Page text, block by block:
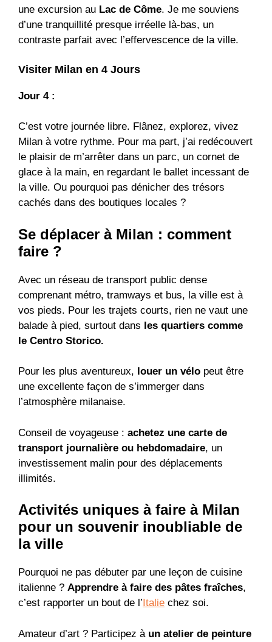
une excursion au Lac de Côme. Je me souviens
d’une tranquillité presque irréelle là-bas, un
contraste parfait avec l’effervescence de la ville.
Visiter Milan en 4 Jours
Jour 4 :
C’est votre journée libre. Flânez, explorez, vivez
Milan à votre rythme. Pour ma part, j’ai redécouvert
le plaisir de m’arrêter dans un parc, un cornet de
glace à la main, en regardant le ballet incessant de
la ville. Ou pourquoi pas dénicher des trésors
cachés dans des boutiques locales ?
Se déplacer à Milan : comment
faire ?
Avec un réseau de transport public dense
comprenant métro, tramways et bus, la ville est à
vos pieds. Pour les trajets courts, rien ne vaut une
balade à pied, surtout dans les quartiers comme
le Centro Storico.
Pour les plus aventureux, louer un vélo peut être
une excellente façon de s’immerger dans
l’atmosphère milanaise.
Conseil de voyageuse : achetez une carte de
transport journalière ou hebdomadaire, un
investissement malin pour des déplacements
illimités.
Activités uniques à faire à Milan
pour un souvenir inoubliable de
la ville
Pourquoi ne pas débuter par une leçon de cuisine
italienne ? Apprendre à faire des pâtes fraîches,
c’est rapporter un bout de l’ Italie chez soi.
Amateur d’art ? Participez à un atelier de peinture